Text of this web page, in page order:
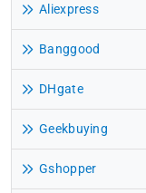
Aliexpress
Banggood
DHgate
Geekbuying
Gshopper